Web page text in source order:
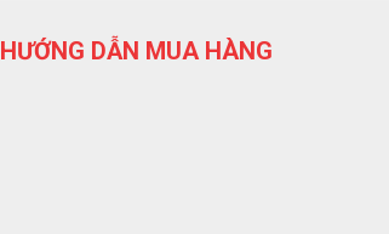
HƯỚNG DẪN MUA HÀNG